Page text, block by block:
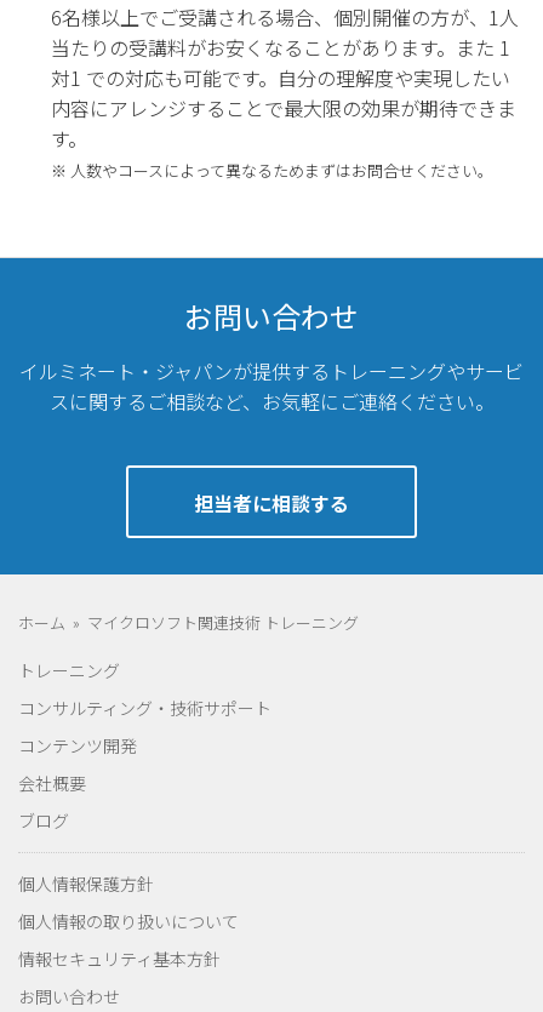
6名様以上でご受講される場合、個別開催の方が、1人
当たりの受講料がお安くなることがあります。また 1
対1 での対応も可能です。自分の理解度や実現したい
内容にアレンジすることで最大限の効果が期待できま
す。
※ 人数やコースによって異なるためまずはお問合せください。
お問い合わせ
イルミネート・ジャパンが提供するトレーニングやサービ
スに関するご相談など、 お気軽にご連絡ください。
担当者に相談する
ホーム » マイクロソフト関連技術 トレーニング
トレーニング
コンサルティング・技術サポート
コンテンツ開発
会社概要
ブログ
個人情報保護方針
個人情報の取り扱いについて
情報セキュリティ基本方針
お問い合わせ